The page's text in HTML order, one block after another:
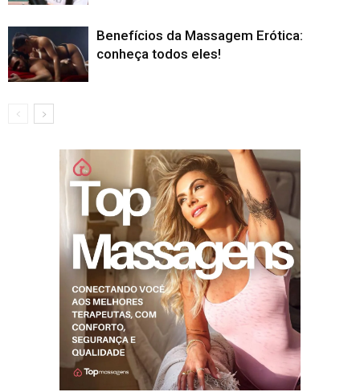
Benefícios da Massagem Erótica:
conheça todos eles!